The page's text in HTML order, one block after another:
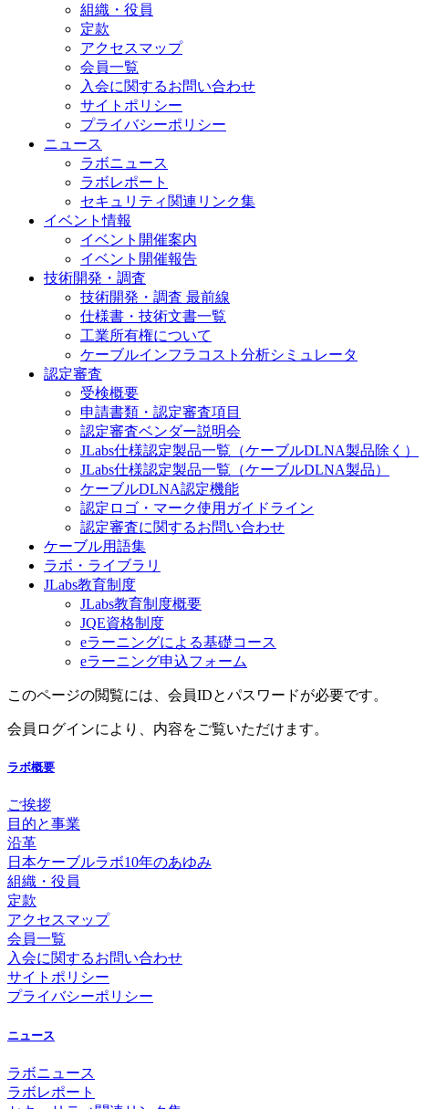
組織・役員
定款
アクセスマップ
会員一覧
入会に関するお問い合わせ
サイトポリシー
プライバシーポリシー
ニュース
ラボニュース
ラボレポート
セキュリティ関連リンク集
イベント情報
イベント開催案内
イベント開催報告
技術開発・調査
技術開発・調査 最前線
仕様書・技術文書一覧
工業所有権について
ケーブルインフラコスト分析シミュレータ
認定審査
受検概要
申請書類・認定審査項目
認定審査ベンダー説明会
JLabs仕様認定製品一覧（ケーブルDLNA製品除く）
JLabs仕様認定製品一覧（ケーブルDLNA製品）
ケーブルDLNA認定機能
認定ロゴ・マーク使用ガイドライン
認定審査に関するお問い合わせ
ケーブル用語集
ラボ・ライブラリ
JLabs教育制度
JLabs教育制度概要
JQE資格制度
eラーニングによる基礎コース
eラーニング申込フォーム
このページの閲覧には、会員IDとパスワードが必要です。
会員ログインにより、内容をご覧いただけます。
ラボ概要
ご挨拶
目的と事業
沿革
日本ケーブルラボ10年のあゆみ
組織・役員
定款
アクセスマップ
会員一覧
入会に関するお問い合わせ
サイトポリシー
プライバシーポリシー
ニュース
ラボニュース
ラボレポート